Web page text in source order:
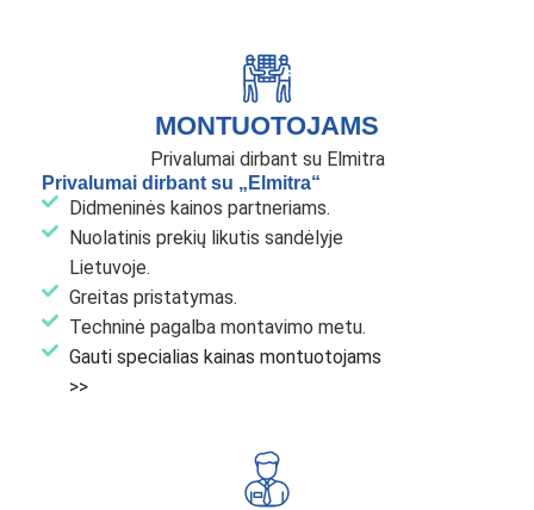
MONTUOTOJAMS
Privalumai dirbant su Elmitra
Privalumai dirbant su „Elmitra“
Didmeninės kainos partneriams.
Nuolatinis prekių likutis sandėlyje
Lietuvoje.
Greitas pristatymas.
Techninė pagalba montavimo metu.
Gauti specialias kainas montuotojams
>>